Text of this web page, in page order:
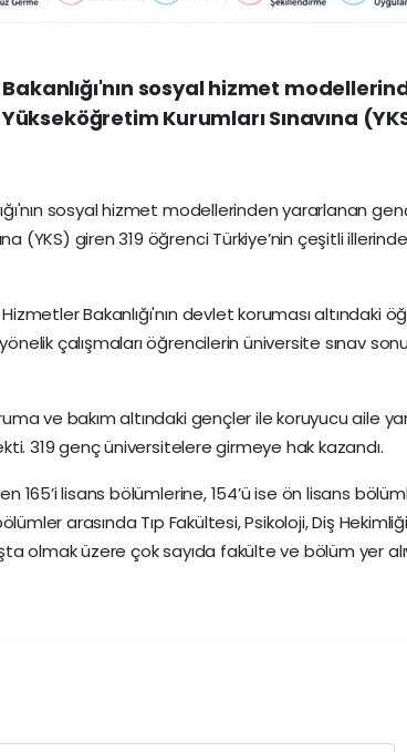
sosyal hizmet
Kurumları Sınavına
sosyal hizmet modellerinden yararlanan
(YKS) giren 319 öğrenci Türkiye’nin çeşitli
Bakanlığı'nın devlet koruması altındaki
çalışmaları öğrencilerin üniversite sınav
ve bakım altındaki gençler ile koruyucu aile
319 genç üniversitelere girmeye hak kazandı.
165’i lisans bölümlerine, 154’ü ise ön lisans
arasında Tıp Fakültesi, Psikoloji, Diş
olmak üzere çok sayıda fakülte ve bölüm yer